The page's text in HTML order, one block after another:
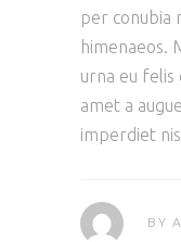
per conubia
himenaeos.
urna eu felis
amet a
imperdiet
BY